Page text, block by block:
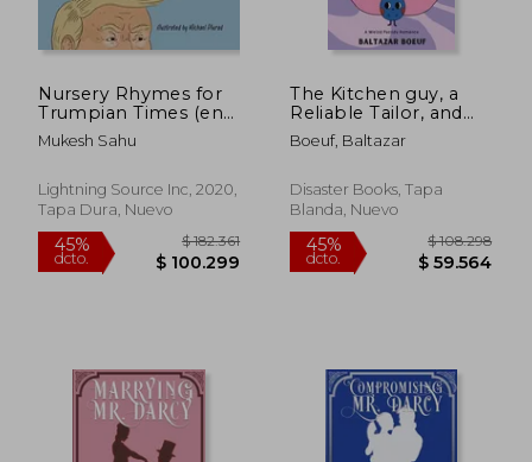
45%
dcto.
Nursery Rhymes for
Trumpian Times (en
Inglés)
Mukesh Sahu
Lightning Source Inc, 2020,
Tapa Dura, Nuevo
The Kitchen guy, a
Reliable Tailor, and
the Wicked, Lying
and Treacherous Rival
Boeuf, Baltazar
Disaster Books, Tapa
Blanda, Nuevo